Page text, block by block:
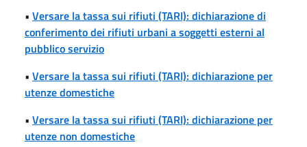
• Versare la tassa sui rifiuti (TARI): dichiarazione di
conferimento dei rifiuti urbani a soggetti esterni al
pubblico servizio
• Versare la tassa sui rifiuti (TARI): dichiarazione per
utenze domestiche
• Versare la tassa sui rifiuti (TARI): dichiarazione per
utenze non domestiche